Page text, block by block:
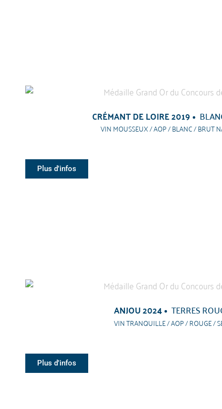
CRÉMANT DE LOIRE 2019
VIN MOUSSEUX / AOP / BLANC / BRUT
Plus d'infos
ANJOU 2024 TERRES
VIN TRANQUILLE / AOP / ROUGE /
Plus d'infos